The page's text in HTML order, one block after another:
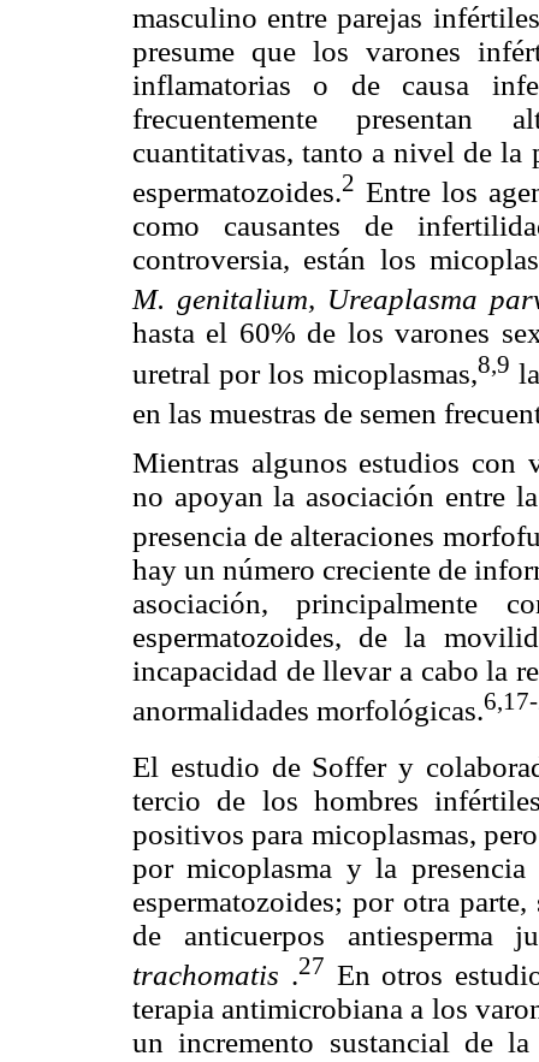
masculino entre parejas
presume que los varones
inflamatorias o de causa
frecuentemente presentan
cuantitativas, tanto a nivel de la
espermatozoides.2 Entre los
como causantes de
controversia, están los
M. genitalium, Ureaplasma
hasta el 60% de los varones
uretral por los micoplasmas,8,9
en las muestras de semen
Mientras algunos estudios con
no apoyan la asociación entre
presencia de alteraciones
hay un número creciente de
asociación, principalmente
espermatozoides, de la
incapacidad de llevar a cabo la
anormalidades morfológicas.
El estudio de Soffer y
tercio de los hombres
positivos para micoplasmas,
por micoplasma y la
espermatozoides; por otra
de anticuerpos
trachomatis .27 En otros
terapia antimicrobiana a los
un incremento sustancial de